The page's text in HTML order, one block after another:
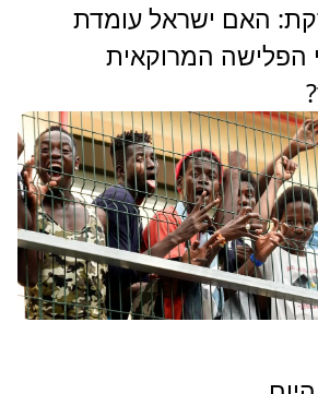
האם ישראל עומדת
הפלישה המרוקאית